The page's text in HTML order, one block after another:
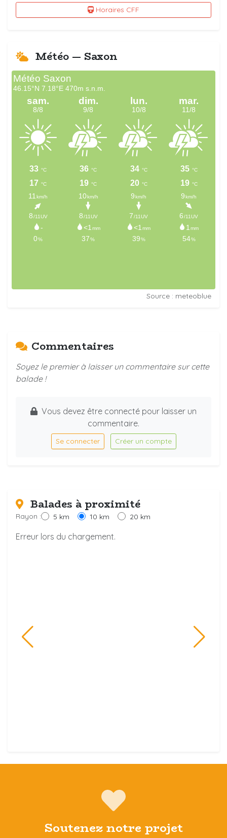
Horaires CFF
Météo — Saxon
Source : meteoblue
Commentaires
Soyez le premier à laisser un commentaire sur cette
balade !
Vous devez être connecté pour laisser un
commentaire.
Se connecter Créer un compte
Balades à proximité
Rayon : 5 km 10 km 20 km
Erreur lors du chargement.
Soutenez notre projet